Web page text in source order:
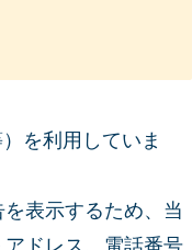
を利用していま
表示するため、当